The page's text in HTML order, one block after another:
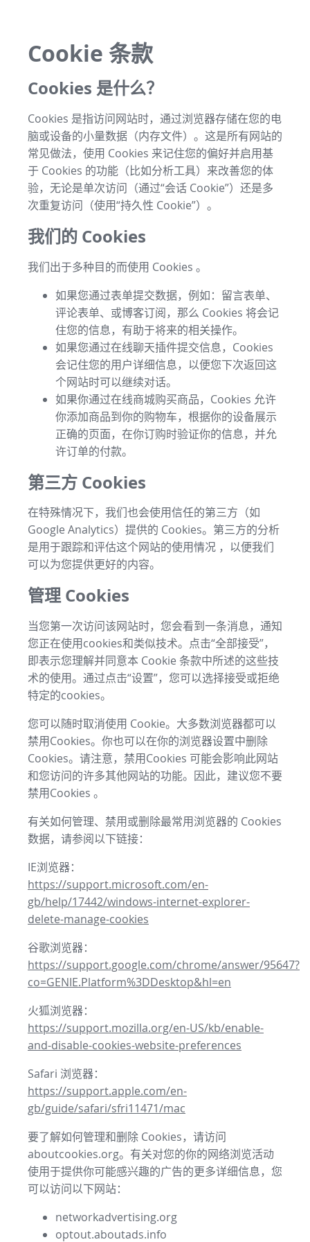
Cookie 条款
Cookies 是什么？
Cookies 是指访问网站时，通过浏览器存储在您的电
脑或设备的小量数据（内存文件）。这是所有网站的
常见做法，使用 Cookies 来记住您的偏好并启用基
于 Cookies 的功能（比如分析工具）来改善您的体
验，无论是单次访问（通过“会话 Cookie”）还是多
次重复访问（使用“持久性 Cookie”）。
我们的 Cookies
我们出于多种目的而使用 Cookies 。
如果您通过表单提交数据，例如：留言表单、
评论表单、或博客订阅，那么 Cookies 将会记
住您的信息，有助于将来的相关操作。
如果您通过在线聊天插件提交信息，Cookies
会记住您的用户详细信息，以便您下次返回这
个网站时可以继续对话。
如果你通过在线商城购买商品，Cookies 允许
你添加商品到你的购物车，根据你的设备展示
正确的页面，在你订购时验证你的信息，并允
许订单的付款。
第三方 Cookies
在特殊情况下，我们也会使用信任的第三方（如
Google Analytics）提供的 Cookies。第三方的分析
是用于跟踪和评估这个网站的使用情况 ，以便我们
可以为您提供更好的内容。
管理 Cookies
当您第一次访问该网站时，您会看到一条消息，通知
您正在使用cookies和类似技术。点击“全部接受”，
即表示您理解并同意本 Cookie 条款中所述的这些技
术的使用。通过点击“设置”，您可以选择接受或拒绝
特定的cookies。
您可以随时取消使用 Cookie。大多数浏览器都可以
禁用Cookies。你也可以在你的浏览器设置中删除
Cookies。请注意，禁用Cookies 可能会影响此网站
和您访问的许多其他网站的功能。因此，建议您不要
禁用Cookies 。
有关如何管理、禁用或删除最常用浏览器的 Cookies
数据，请参阅以下链接：
IE浏览器：
https://support.microsoft.com/en-
gb/help/17442/windows-internet-explorer-
delete-manage-cookies
谷歌浏览器：
https://support.google.com/chrome/answer/95647?
co=GENIE.Platform%3DDesktop&hl=en
火狐浏览器：
https://support.mozilla.org/en-US/kb/enable-
and-disable-cookies-website-preferences
Safari 浏览器：
https://support.apple.com/en-
gb/guide/safari/sfri11471/mac
要了解如何管理和删除 Cookies，请访问
aboutcookies.org。有关对您的你的网络浏览活动
使用于提供你可能感兴趣的广告的更多详细信息，您
可以访问以下网站：
networkadvertising.org
optout.aboutads.info